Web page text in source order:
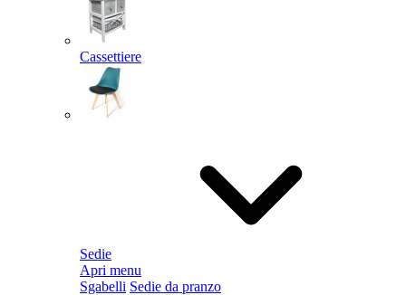
Cassettiere
Sedie
Apri menu
Sgabelli Sedie da pranzo